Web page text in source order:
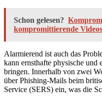
Schon gelesen?
kompromittierende
Alarmierend ist auch das
kann ernsthafte physische und
bringen. Innerhalb von zwei
über Phishing-Mails beim
Service (SERS) ein, was die